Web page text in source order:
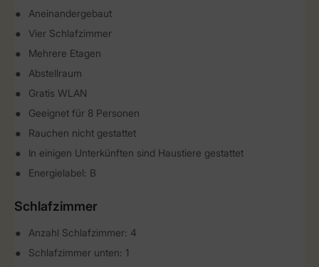
Aneinandergebaut
Vier Schlafzimmer
Mehrere Etagen
Abstellraum
Gratis WLAN
Geeignet für 8 Personen
Rauchen nicht gestattet
In einigen Unterkünften sind Haustiere gestattet
Energielabel: B
Schlafzimmer
Anzahl Schlafzimmer: 4
Schlafzimmer unten: 1